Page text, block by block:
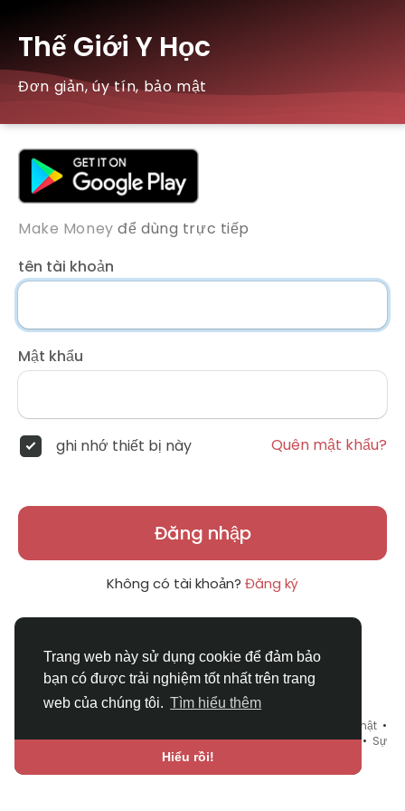
Trang web này sử dụng cookie để đảm bảo
bạn có được trải nghiệm tốt nhất trên trang
web của chúng tôi. Tìm hiểu thêm
Hiểu rồi!
Thế Giới Y Học
Đơn giản, úy tín, bảo mật
Make Money để dùng trực tiếp
tên tài khoản
Mật khẩu
ghi nhớ thiết bị này Quên mật khẩu?
Đăng nhập
Không có tài khoản? Đăng ký
Chính sách bảo mật •
Liên hệ chúng tôi•Bao Quát•Danh mục•Blog•Diễn đàn• Sự
Chợ Tình•